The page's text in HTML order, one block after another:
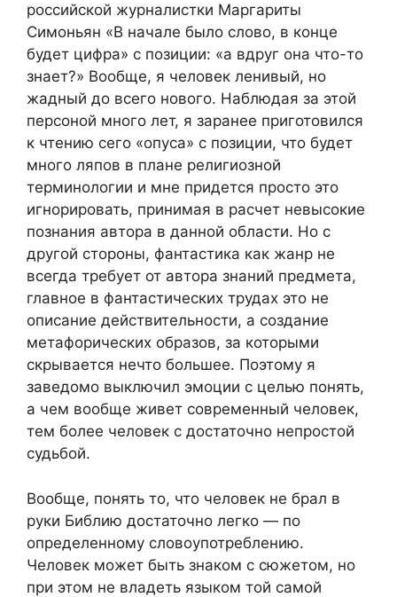
российской журналистки Маргариты
Симоньян «В начале было слово, в конце
будет цифра» с позиции: «а вдруг она что-то
знает?» Вообще, я человек ленивый, но
жадный до всего нового. Наблюдая за этой
персоной много лет, я заранее приготовился
к чтению сего «опуса» с позиции, что будет
много ляпов в плане религиозной
терминологии и мне придется просто это
игнорировать, принимая в расчет невысокие
познания автора в данной области. Но с
другой стороны, фантастика как жанр не
всегда требует от автора знаний предмета,
главное в фантастических трудах это не
описание действительности, а создание
метафорических образов, за которыми
скрывается нечто большее. Поэтому я
заведомо выключил эмоции с целью понять,
а чем вообще живет современный человек,
тем более человек с достаточно непростой
судьбой.
Вообще, понять то, что человек не брал в
руки Библию достаточно легко — по
определенному словоупотреблению.
Человек может быть знаком с сюжетом, но
при этом не владеть языком той самой